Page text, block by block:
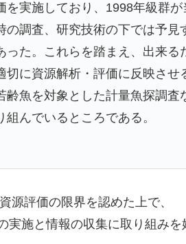
を実施しており、1998年級群
の調査、研究技術の下では予
った。これらを踏まえ、出来
切に資源解析・評価に反映させ
齢魚を対象とした計量魚探調
んでいるところである。
源評価の限界を認めた上で、
実施と情報の収集に取り組みを